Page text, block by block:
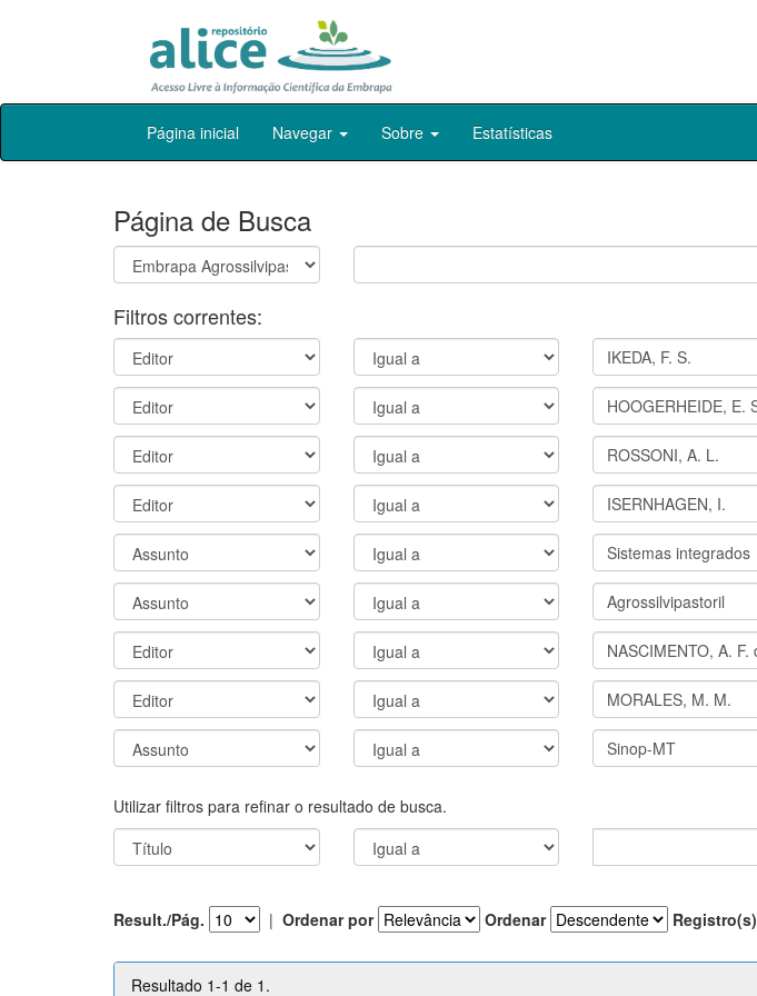
Skip
Página inicial Navegar Sobre Estatísticas
Página de Busca
Filtros correntes:
Utilizar filtros para refinar o resultado de busca.
Result./Pág. | Ordenar por Ordenar Registro(s)
Resultado 1-1 de 1.